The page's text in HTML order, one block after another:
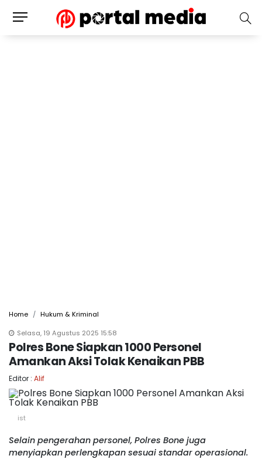
Home
Hukum & Kriminal
Selasa, 19 Agustus 2025 15:58
Polres Bone Siapkan 1000 Personel
Amankan Aksi Tolak Kenaikan PBB
Editor : Alif
ist
Selain pengerahan personel, Polres Bone juga
menyiapkan perlengkapan sesuai standar operasional.